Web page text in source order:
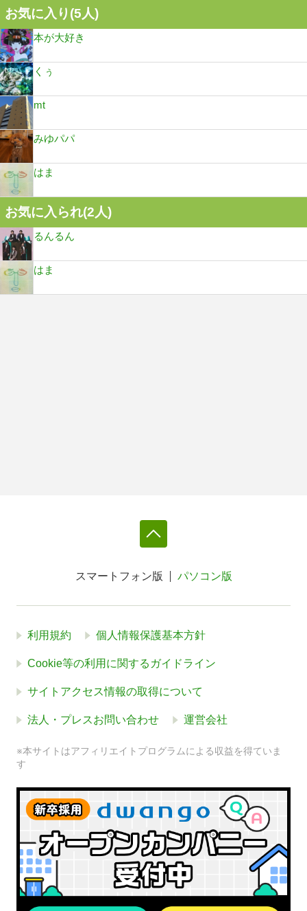
お気に入り(5人)
本が大好き
くぅ
mt
みゆパパ
はま
お気に入られ(2人)
るんるん
はま
スマートフォン版 パソコン版
利用規約 個人情報保護基本方針
Cookie等の利用に関するガイドライン
サイトアクセス情報の取得について
法人・プレスお問い合わせ 運営会社
※本サイトはアフィリエイトプログラムによる収益を得ていま
す